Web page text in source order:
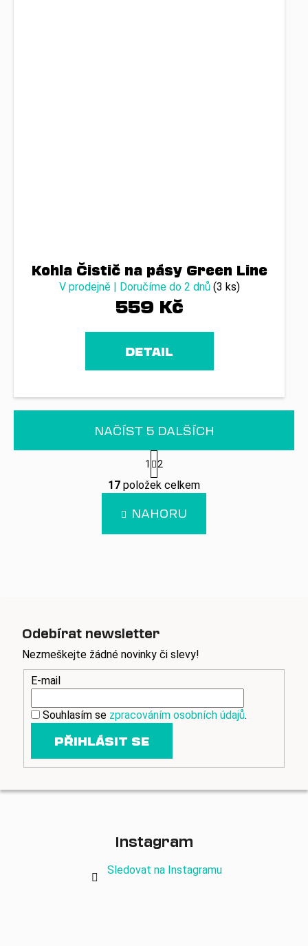
Kohla Čistič na pásy Green Line
V prodejně | Doručíme do 2 dnů (3 ks)
559 Kč
DETAIL
O
v
l
á
d
v
y
v
ý
p
i
NAČÍST 5 DALŠÍCH
S
t
r
á
n
k
o
1 2
17 položek celkem
NAHORU
Odebírat newsletter
Nezmeškejte žádné novinky či slevy!
E-mail
Souhlasím se zpracováním osobních údajů.
PŘIHLÁSIT SE
Instagram
Sledovat na Instagramu